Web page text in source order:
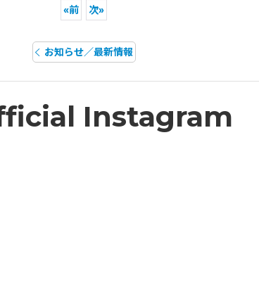
«前 次»
お知らせ／最新情報
Instagram